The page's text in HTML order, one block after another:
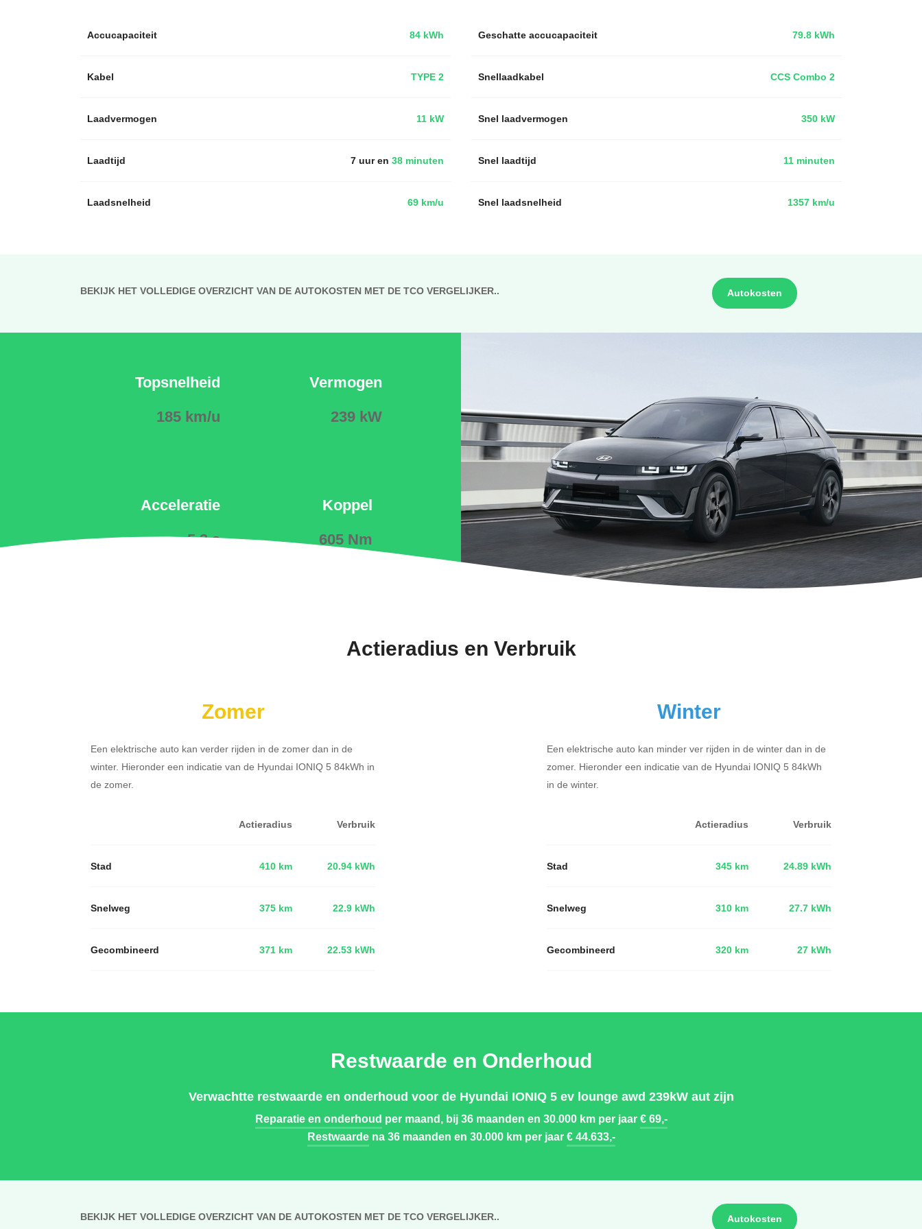
Accucapaciteit 84 kWh
Kabel TYPE 2
Laadvermogen 11 kW
Laadtijd 7 uur en 38 minuten
Laadsnelheid 69 km/u
79.8 kWh
Geschatte accucapaciteit
Snellaadkabel CCS Combo 2
Snel laadvermogen 350 kW
Snel laadtijd 11 minuten
Snel laadsnelheid 1357 km/u
BEKIJK HET VOLLEDIGE OVERZICHT VAN DE AUTOKOSTEN MET DE TCO VERGELIJKER.. Autokosten
Topsnelheid
185 km/u
Acceleratie
5.3 s
Vermogen
239 kW
Koppel
605 Nm
Actieradius en Verbruik
Zomer
Een elektrische auto kan verder rijden in de zomer dan in de
winter. Hieronder een indicatie van de Hyundai IONIQ 5 84kWh in
de zomer.
Actieradius Verbruik
Stad 410 km 20.94 kWh
Snelweg 375 km 22.9 kWh
Gecombineerd 371 km 22.53 kWh
Winter
Een elektrische auto kan minder ver rijden in de winter dan in de
zomer. Hieronder een indicatie van de Hyundai IONIQ 5 84kWh
in de winter.
Actieradius Verbruik
Stad 345 km 24.89 kWh
Snelweg 310 km 27.7 kWh
Gecombineerd 320 km 27 kWh
Restwaarde en Onderhoud
Verwachtte restwaarde en onderhoud voor de Hyundai IONIQ 5 ev lounge awd 239kW aut zijn
Reparatie en onderhoud per maand, bij 36 maanden en 30.000 km per jaar€ 69,-
Restwaardena 36 maanden en 30.000 km per jaar€ 44.633,-
BEKIJK HET VOLLEDIGE OVERZICHT VAN DE AUTOKOSTEN MET DE TCO VERGELIJKER.. Autokosten